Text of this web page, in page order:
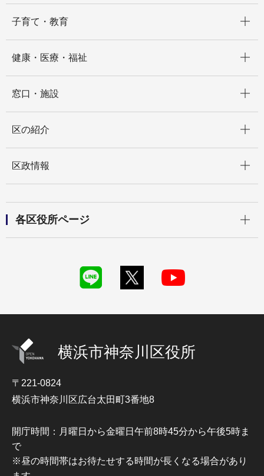
子育て・教育
健康・医療・福祉
窓口・施設
区の紹介
区政情報
各区役所ページ
横浜市神奈川区役所
〒221-0824
横浜市神奈川区広台太田町3番地8
開庁時間：月曜日から金曜日午前8時45分から午後5時ま
で
※昼の時間帯はお待たせする時間が長くなる場合があり